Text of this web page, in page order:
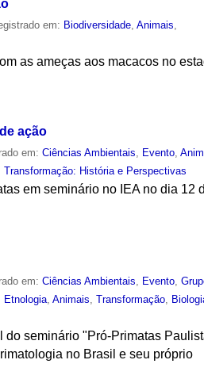
em: Biodiversidade ,Animais
as ameças aos macacos no
ação
em:Ciências Ambientais, Evento,
História e Perspectivas
em seminário no IEA no dia 12
em:Ciências Ambientais, Evento,
Etnologia,Animais,Transformação,
seminário "Pró-Primatas
no Brasil e seu próprio